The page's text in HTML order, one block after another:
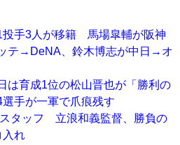
投手3人が移籍 馬場皐輔が阪神
テ→DeNA、鈴木博志が中日→オ
は育成1位の松山晋也が「勝利の
手が一軍で爪痕残す
タッフ 立浪和義監督、勝負の
入れ